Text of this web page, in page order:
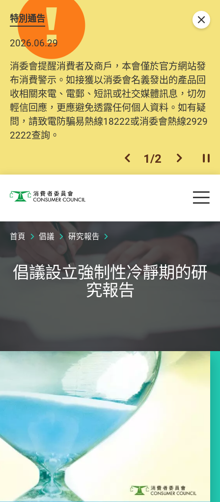
特別通告
2026.06.29
消委會提醒消費者及商戶，本會僅於官方網站發
布消費警示。如接獲以消委會名義發出的產品回
收相關來電、電郵、短訊或社交媒體訊息，切勿
輕信回應，更應避免透露任何個人資料。如有疑
問，請致電防騙易熱線18222或消委會熱線2929
2222查詢。
上一個
1/2 下一個開
關閉
消費者委員會 目
首頁 倡議 硏究報告
倡議設立強制性冷靜期的研
究報告